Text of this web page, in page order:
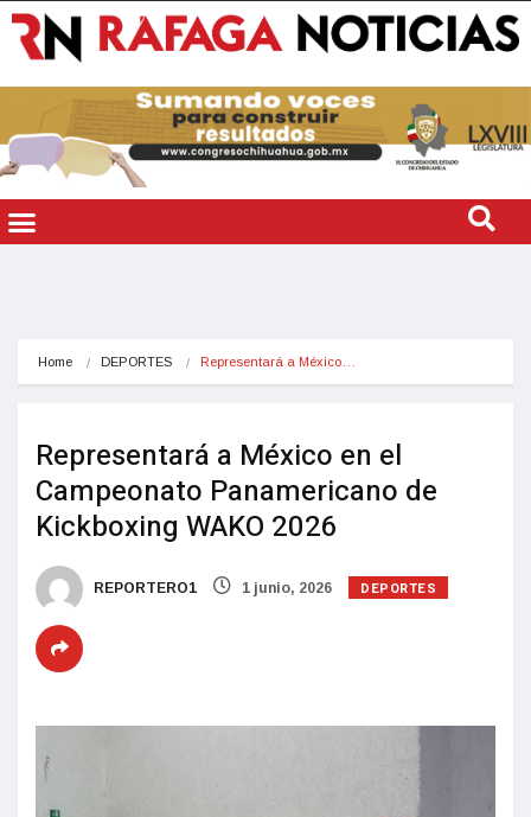
Home DEPORTES Representará a México…
Representará a México en el
Campeonato Panamericano de
Kickboxing WAKO 2026
REPORTERO1 1 junio, 2026 DEPORTES